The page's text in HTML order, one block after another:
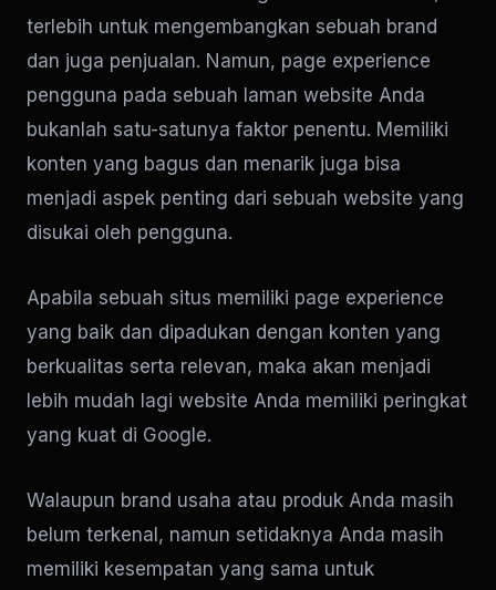
terlebih untuk mengembangkan sebuah brand
dan juga penjualan. Namun, page experience
pengguna pada sebuah laman website Anda
bukanlah satu-satunya faktor penentu. Memiliki
konten yang bagus dan menarik juga bisa
menjadi aspek penting dari sebuah website yang
disukai oleh pengguna.
Apabila sebuah situs memiliki page experience
yang baik dan dipadukan dengan konten yang
berkualitas serta relevan, maka akan menjadi
lebih mudah lagi website Anda memiliki peringkat
yang kuat di Google.
Walaupun brand usaha atau produk Anda masih
belum terkenal, namun setidaknya Anda masih
memiliki kesempatan yang sama untuk